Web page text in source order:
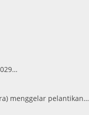
menggelar pelantikan…